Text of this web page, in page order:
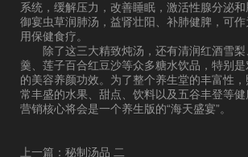
系统，缓解压力，改善睡眠，激活性腺分泌和
御宴虫草润肺汤，益肾壮阳、补肺健脾，可
用保健食疗。
除了这三大精致炖汤，还有清润红酒雪梨
羹、莲子百合红豆沙等众多糖水饮品，特别
的美容养颜功效。为了整个养生堂的丰富性
常丰盛的水果、甜点、饮料以及五谷丰登等
营销核心将会是一个养生版的“海天盛宴”。
上一篇：秘制汤品 二